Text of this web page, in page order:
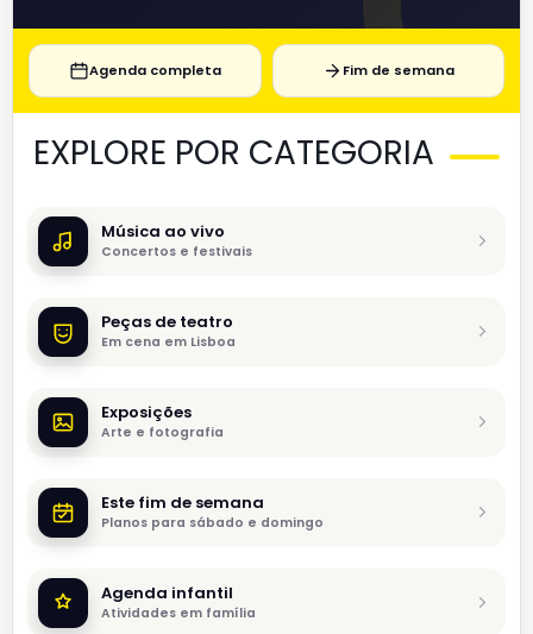
Agenda completa Fim de semana
EXPLORE POR CATEGORIA
Música ao vivo
Concertos e festivais
Peças de teatro
Em cena em Lisboa
Exposições
Arte e fotografia
Este fim de semana
Planos para sábado e domingo
Agenda infantil
Atividades em família